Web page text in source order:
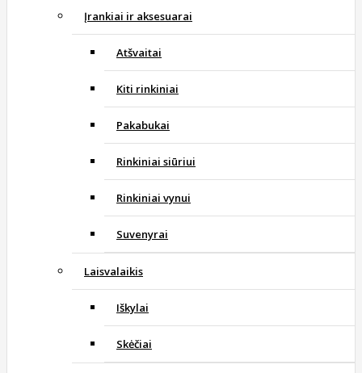
Įrankiai ir aksesuarai
Atšvaitai
Kiti rinkiniai
Pakabukai
Rinkiniai siūriui
Rinkiniai vynui
Suvenyrai
Laisvalaikis
Iškylai
Skėčiai